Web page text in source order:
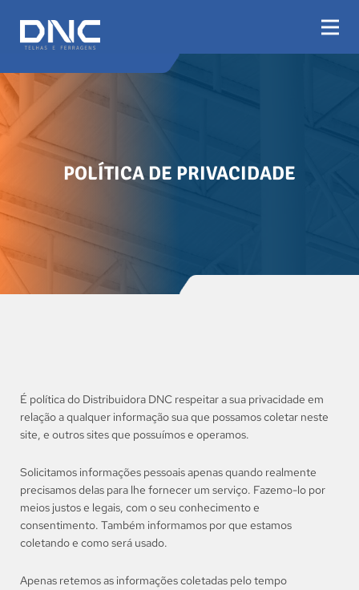
POLÍTICA DE PRIVACIDADE
É política do Distribuidora DNC respeitar a sua privacidade em
relação a qualquer informação sua que possamos coletar neste
site, e outros sites que possuímos e operamos.
Solicitamos informações pessoais apenas quando realmente
precisamos delas para lhe fornecer um serviço. Fazemo-lo por
meios justos e legais, com o seu conhecimento e
consentimento. Também informamos por que estamos
coletando e como será usado.
Apenas retemos as informações coletadas pelo tempo